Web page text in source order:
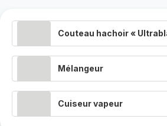
Couteau hachoir «
Mélangeur
Cuiseur vapeur